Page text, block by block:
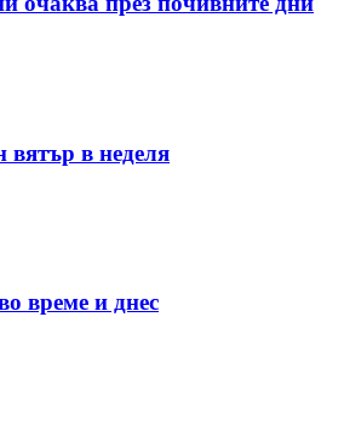
вятър в неделя
време и днес